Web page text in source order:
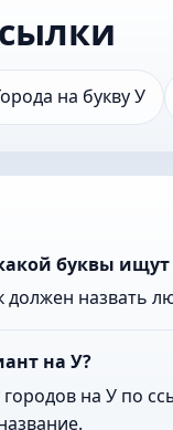
на букву У
буквы
должен назвать
на У?
на У по